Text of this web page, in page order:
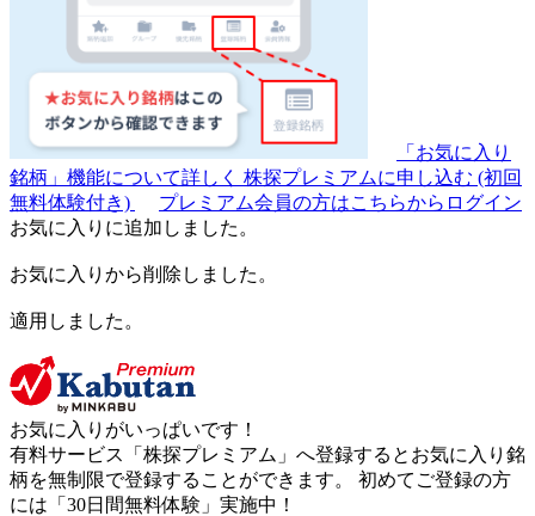
「お気に入り
銘柄」機能について詳しく 株探プレミアムに申し込む (初回
無料体験付き)
プレミアム会員の方はこちらからログイン
お気に入りに追加しました。
お気に入りから削除しました。
適用しました。
お気に入りがいっぱいです！
有料サービス「株探プレミアム」へ登録するとお気に入り銘
柄を無制限で登録することができます。 初めてご登録の方
には「30日間無料体験」実施中！